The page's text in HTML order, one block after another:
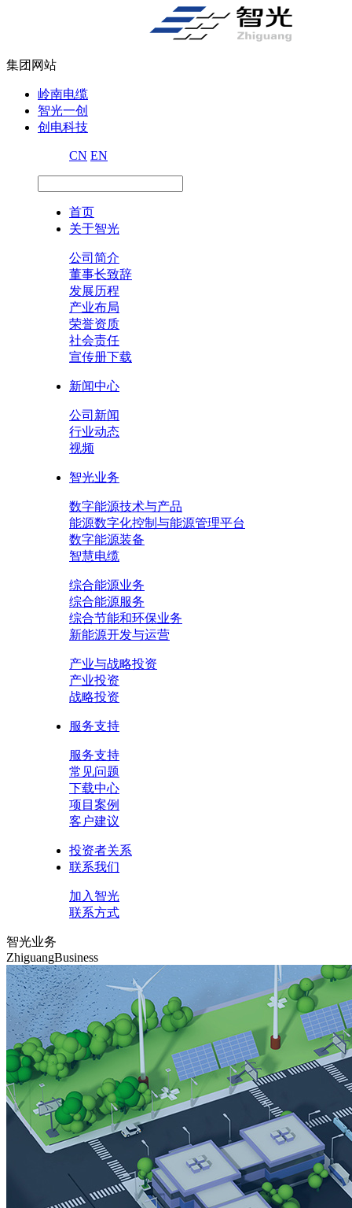
集团网站
岭南电缆
智光一创
创电科技
CN EN
首页
关于智光
公司简介
董事长致辞
发展历程
产业布局
荣誉资质
社会责任
宣传册下载
新闻中心
公司新闻
行业动态
视频
智光业务
数字能源技术与产品
能源数字化控制与能源管理平台
数字能源装备
智慧电缆
综合能源业务
综合能源服务
综合节能和环保业务
新能源开发与运营
产业与战略投资
产业投资
战略投资
服务支持
服务支持
常见问题
下载中心
项目案例
客户建议
投资者关系
联系我们
加入智光
联系方式
智光业务
ZhiguangBusiness